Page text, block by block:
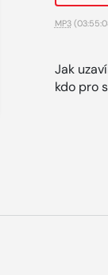
MP3
Jak
kdo pro